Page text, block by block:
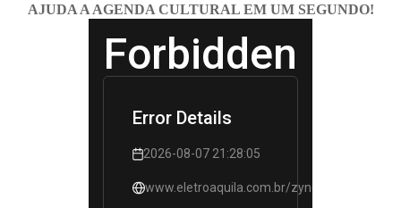
AJUDA A AGENDA CULTURAL EM UM SEGUNDO!